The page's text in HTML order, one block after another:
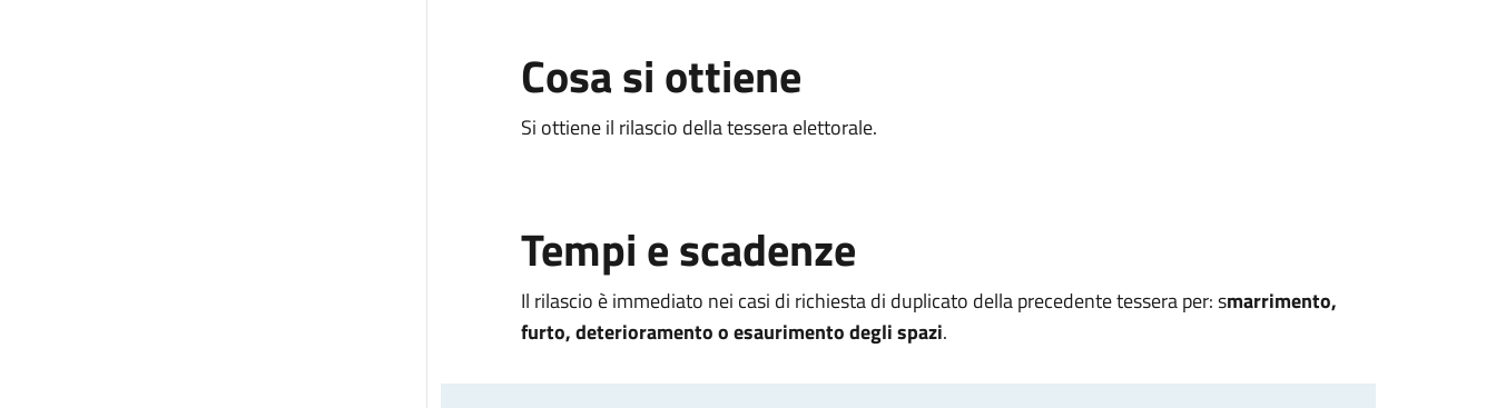
Cosa si ottiene
Si ottiene il rilascio della tessera elettorale.
Tempi e scadenze
Il rilascio è immediato nei casi di richiesta di duplicato della precedente tessera per: smarrimento,
furto,deterioramentoo esaurimento degli spazi.